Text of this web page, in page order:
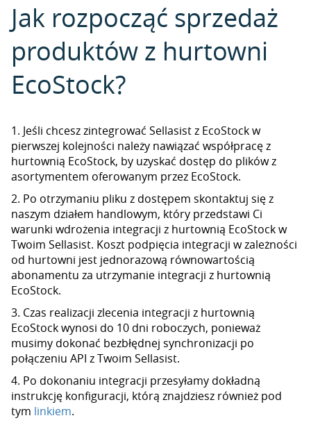
Jak rozpocząć sprzedaż
produktów z hurtowni
EcoStock?
1. Jeśli chcesz zintegrować Sellasist z EcoStock w
pierwszej kolejności należy nawiązać współpracę z
hurtownią EcoStock, by uzyskać dostęp do plików z
asortymentem oferowanym przez EcoStock.
2. Po otrzymaniu pliku z dostępem skontaktuj się z
naszym działem handlowym, który przedstawi Ci
warunki wdrożenia integracji z hurtownią EcoStock w
Twoim Sellasist. Koszt podpięcia integracji w zależności
od hurtowni jest jednorazową równowartością
abonamentu za utrzymanie integracji z hurtownią
EcoStock.
3. Czas realizacji zlecenia integracji z hurtownią
EcoStock wynosi do 10 dni roboczych, ponieważ
musimy dokonać bezbłędnej synchronizacji po
połączeniu API z Twoim Sellasist.
4. Po dokonaniu integracji przesyłamy dokładną
instrukcję konfiguracji, którą znajdziesz również pod
tym linkiem.